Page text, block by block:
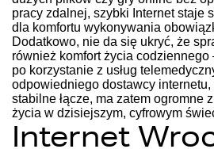
pracy zdalnej, szybki Internet staje
dla komfortu wykonywania
Dodatkowo, nie da się ukryć, że
również komfort życia
po korzystanie z usług
odpowiedniego dostawcy
stabilne łącze, ma zatem ogromne
życia w dzisiejszym, cyfrowym
Internet